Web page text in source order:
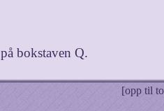
bokstaven Q.
[opp til